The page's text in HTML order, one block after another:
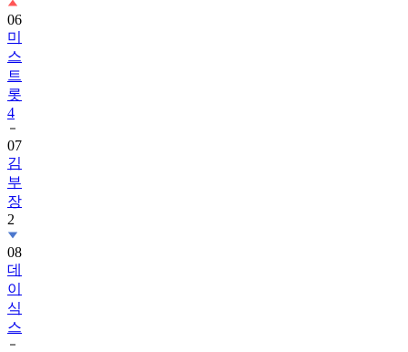
06
미
스
트
롯
4
07
김
부
장
2
08
데
이
식
스